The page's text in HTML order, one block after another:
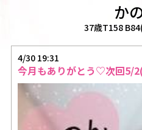
か
37歳T158
4/30 19:31
今月もありがとう♡次回5/